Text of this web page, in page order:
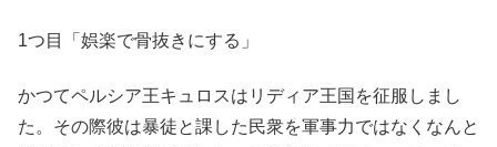
1つ目「娯楽で骨抜きにする」
かつてペルシア王キュロスはリディア王国を征服しまし
た。その際彼は暴徒と課した民衆を軍事力ではなくなんと